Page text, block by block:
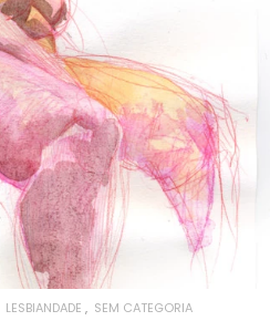
LESBIANDADE SEM CATEGORIA